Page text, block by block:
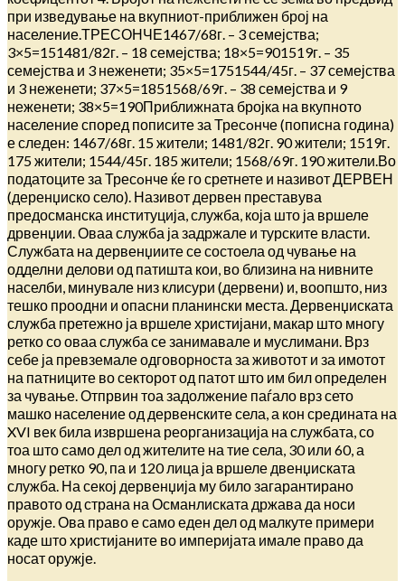
при изведување на вкупниот-приближен број на
население.ТРЕСОНЧЕ1467/68г. – 3 семејства;
3×5=151481/82г. – 18 семејства; 18×5=901519г. – 35
семејства и 3 неженети; 35×5=1751544/45г. – 37 семејства
и 3 неженети; 37×5=1851568/69г. – 38 семејства и 9
неженети; 38×5=190Приближната бројка на вкупното
население според пописите за Тресoнче (пописна година)
е следен: 1467/68г. 15 жители; 1481/82г. 90 жители; 1519г.
175 жители; 1544/45г. 185 жители; 1568/69г. 190 жители.Во
податоците за Тресoнче ќе го сретнете и називот ДЕРВЕН
(деренџиско село). Називот дервен преставува
предосманска институција, служба, која што ја вршеле
дрвенџии. Оваа служба ја задржале и турските власти.
Службата на дервенџиите се состоела од чување на
одделни делови од патишта кои, во близина на нивните
населби, минувале низ клисури (дервени) и, воопшто, низ
тешко проодни и опасни планински места. Дервенџиската
служба претежно ја вршеле христијани, макар што многу
ретко со оваа служба се занимавале и муслимани. Врз
себе ја превземале одговорноста за животот и за имотот
на патниците во секторот од патот што им бил определен
за чување. Отпрвин тоа задолжение паѓало врз сето
машко население од дервенските села, а кон средината на
XVI век била извршена реорганизација на службата, со
тоа што само дел од жителите на тие села, 30 или 60, а
многу ретко 90, па и 120 лица ја вршеле двенџиската
служба. На секој дервенџија му било загарантирано
правото од страна на Османлиската држава да носи
оружје. Ова право е само еден дел од малкуте примери
каде што христијаните во империјата имале право да
носат оружје.